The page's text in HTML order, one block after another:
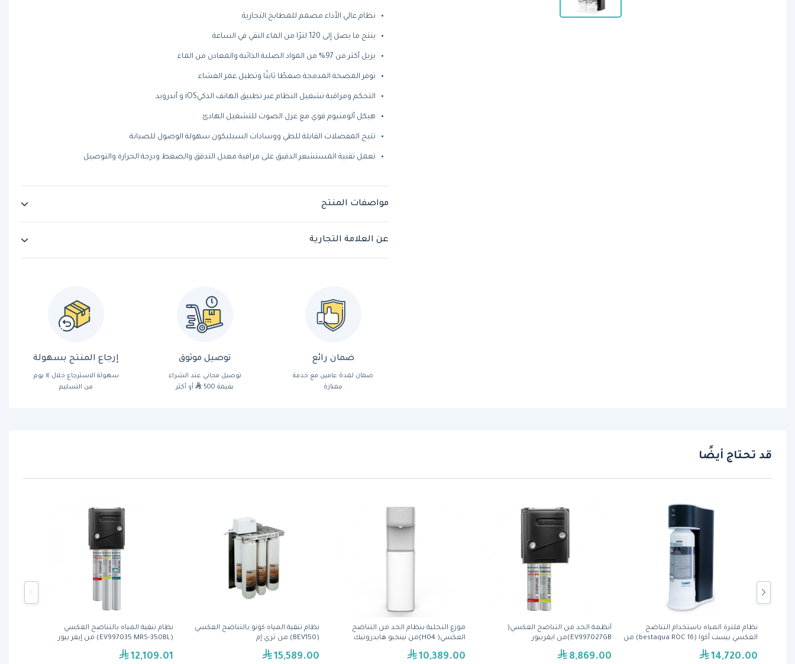
نظام عالي الأداء مصمم للمطابخ التجارية
ينتج ما يصل إلى 120 لترًا من الماء النقي في الساعة
يزيل أكثر من 97% من المواد الصلبة الذائبة والمعادن من الماء
توفر المضخة المدمجة ضغطًا ثابتًا وتطيل عمر الغشاء
التحكم ومراقبة تشغيل النظام عبر تطبيق الهاتف الذكيiOS و أندرويد
هيكل ألومنيوم قوي مع عزل الصوت للتشغيل الهادئ
تتيح المفصلات القابلة للطي ووسادات السيليكون سهولة الوصول للصيانة
تعمل تقنية المستشعر الدقيق على مراقبة معدل التدفق والضغط ودرجة الحرارة والتوصيل
مواصفات المنتج
عن العلامة التجارية
ضمان رائع
ضمان لمدة عامين مع خدمة
ممتازة
توصيل موثوق
توصيل مجاني عند الشراء
بقيمة 500
أو أكثر
إرجاع المنتج بسهولة
سهولة الاسترجاع خلال ١٤ يوم
من التسليم
قد تحتاج أيضًا
نظام تنقية المياه بالتناضح العكسي
(EV997035 MRS-350BL) من إيفر بيور
12,109.01
نظام تنقية المياه كونو بالتناضح العكسي
(BEV150) من ثري إم
15,589.00
موزّع التحلية بنظام الحد من التناضح
العكسي( H04)من نينجبو هايدروتيك
10,389.00
أنظمة الحد من التناضح العكسي(
EV997027GB)من ايفربيور
8,869.00
نظام فلترة المياه باستخدام التناضح
العكسي بيست أكوا (bestaqua ROC 16) من
14,720.00